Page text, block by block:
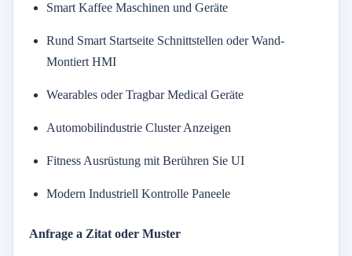
Smart Kaffee Maschinen und Geräte
Rund Smart Startseite Schnittstellen oderWand-
Montiert HMI
Wearables oderTragbarMedical Geräte
Automobilindustrie ClusterAnzeigen
Fitness Ausrüstung mit Berühren Sie UI
Modern Industriell Kontrolle Paneele
Anfrage a Zitat oder Muster